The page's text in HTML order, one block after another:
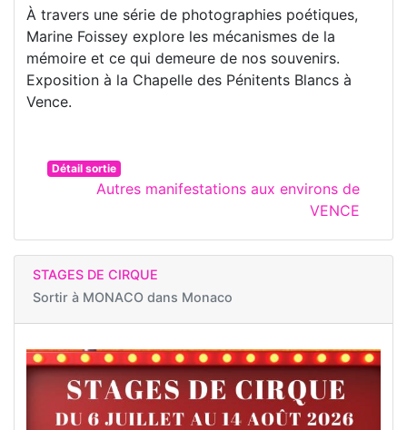
À travers une série de photographies poétiques,
Marine Foissey explore les mécanismes de la
mémoire et ce qui demeure de nos souvenirs.
Exposition à la Chapelle des Pénitents Blancs à
Vence.
Détail sortie
Autres manifestations aux environs de
VENCE
STAGES DE CIRQUE
Sortir à MONACO dans Monaco